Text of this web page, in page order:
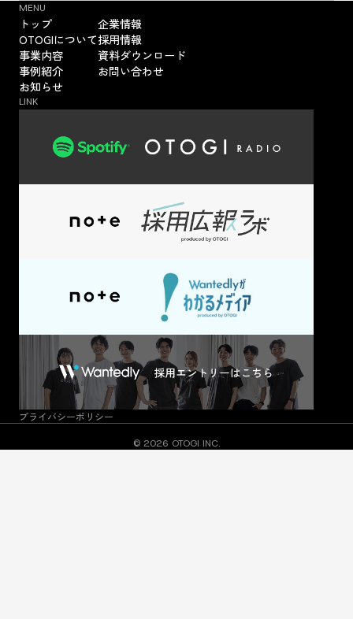
MENU
トップ
OTOGIについて
事業内容
事例紹介
お知らせ
企業情報
採用情報
資料ダウンロード
お問い合わせ
LINK
プライバシーポリシー
© 2026 OTOGI INC.